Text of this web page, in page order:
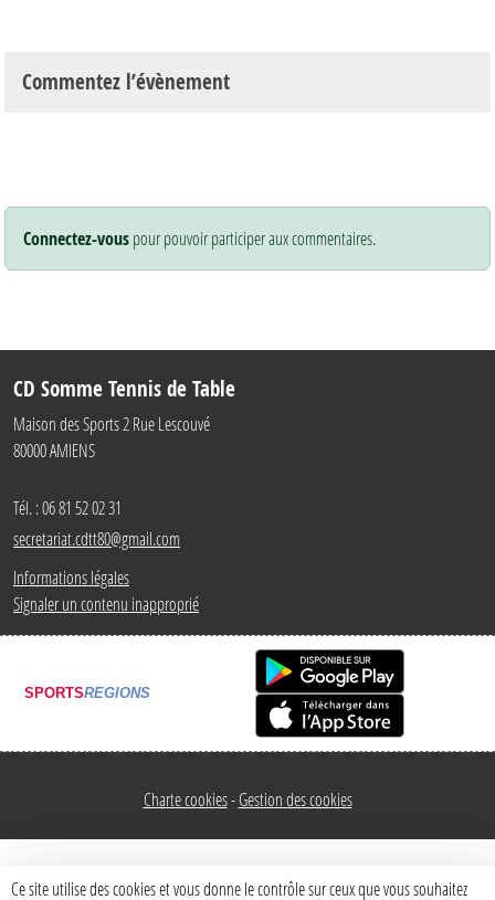
Commentez l’évènement
Connectez-vouspour pouvoir participer aux commentaires.
CD Somme Tennis de Table
Maison des Sports 2 Rue Lescouvé
80000AMIENS
Tél. :06 81 52 02 31
secretariat.cdtt80@gmail.com
Informations légales
Signaler un contenu inapproprié
SPORTSREGIONS
Charte cookies Gestion des cookies
Ce site utilise des cookies et vous donne le contrôle sur ceux que vous souhaitez